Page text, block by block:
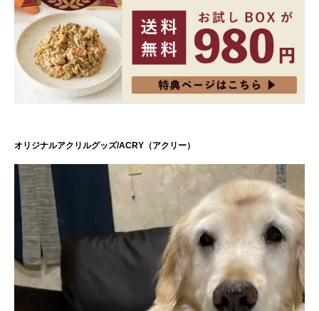
オリジナルアクリルグッズ/ACRY（アクリー）